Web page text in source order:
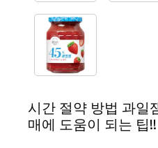
시간 절약 방법 과일
매에 도움이 되는 팁!!